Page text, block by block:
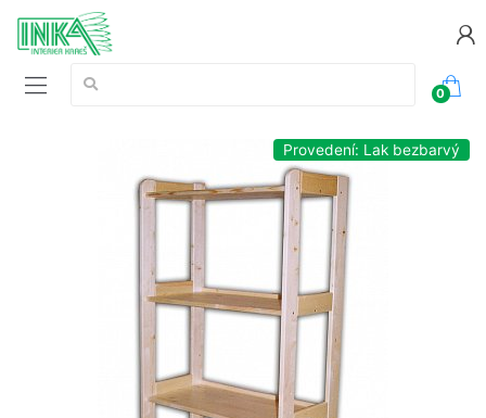
Vyhledávání:
0
Provedení: Lak bezbarvý